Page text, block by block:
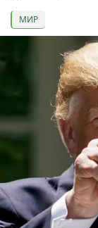
МИР